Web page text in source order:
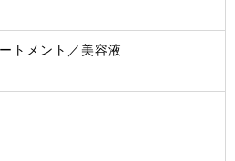
トメント／美容液